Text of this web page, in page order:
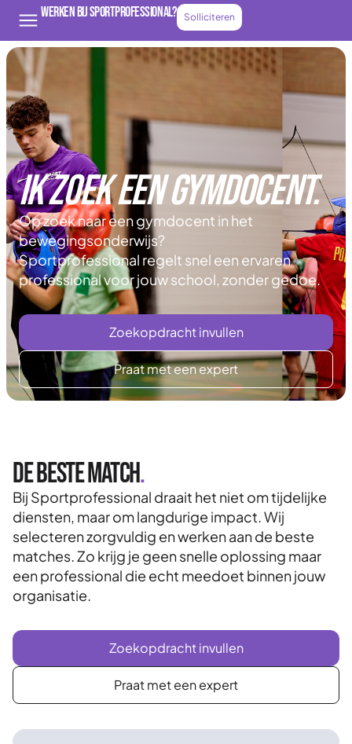
Werken bij Sportprofessional? Solliciteren
Ik zoek een gymdocent.
Op zoek naar een gymdocent in het
bewegingsonderwijs?
Sportprofessional regelt snel een ervaren
professional voor jouw school, zonder gedoe.
Zoekopdracht invullen
Praat met een expert
De beste match.
Bij Sportprofessional draait het niet om tijdelijke
diensten, maar om langdurige impact. Wij
selecteren zorgvuldig en werken aan de beste
matches. Zo krijg je geen snelle oplossing maar
een professional die echt meedoet binnen jouw
organisatie.
Zoekopdracht invullen
Praat met een expert